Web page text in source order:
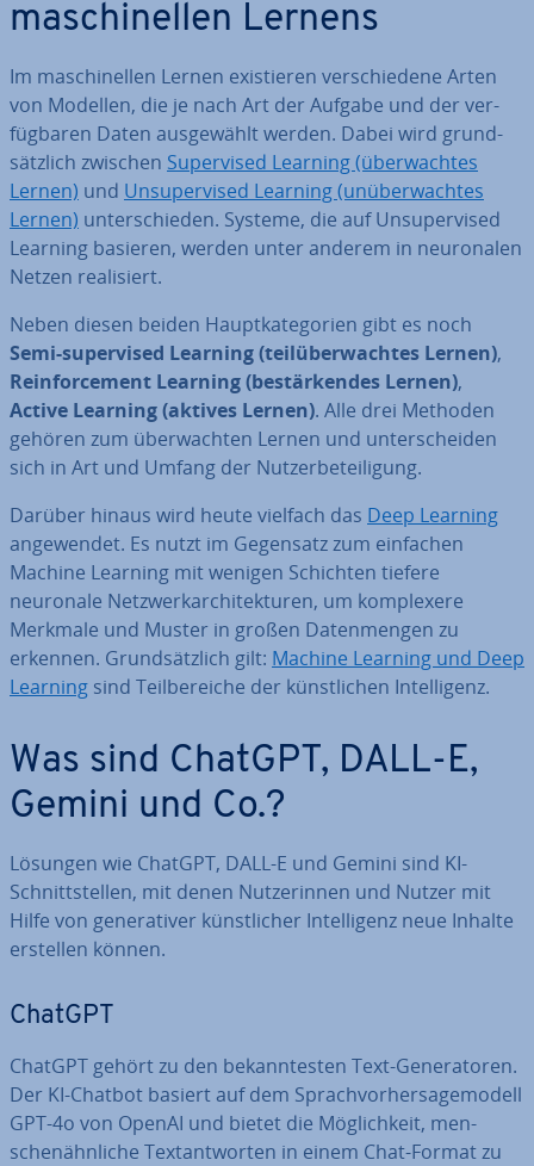
ma­schi­nel­len Lernens
Im ma­schi­nel­len Lernen exis­tie­ren ver­schie­de­ne Arten
von Modellen, die je nach Art der Aufgabe und der ver­
füg­ba­ren Daten aus­ge­wählt werden. Dabei wird grund­
sätz­lich zwischen Su­per­vi­sed Learning (über­wach­tes
Lernen) und Un­su­per­vi­sed Learning (un­über­wach­tes
Lernen) un­ter­schie­den. Systeme, die auf Un­su­per­vi­sed
Learning basieren, werden unter anderem in neu­ro­na­len
Netzen rea­li­siert.
Neben diesen beiden Haupt­ka­te­go­rien gibt es noch
Semi-su­per­vi­sed Learning (teil­über­wach­tes Lernen),
Rein­force­ment Learning (be­stär­ken­des Lernen),
Active Learning (aktives Lernen). Alle drei Methoden
gehören zum über­wach­ten Lernen und un­ter­schei­den
sich in Art und Umfang der Nut­zer­be­tei­li­gung.
Darüber hinaus wird heute vielfach das Deep Learning
an­ge­wen­det. Es nutzt im Gegensatz zum einfachen
Machine Learning mit wenigen Schichten tiefere
neuronale Netz­werk­ar­chi­tek­tu­ren, um kom­ple­xe­re
Merkmale und Muster in großen Da­ten­men­gen zu
erkennen. Grund­sätz­lich gilt: Machine Learning und Deep
Learning sind Teil­be­rei­che der künst­li­chen In­tel­li­genz.
Was sind ChatGPT, DALL-E,
Gemini und Co.?
Lösungen wie ChatGPT, DALL-E und Gemini sind KI-
Schnitt­stel­len, mit denen Nut­ze­rin­nen und Nutzer mit
Hilfe von ge­ne­ra­ti­ver künst­li­cher In­tel­li­genz neue Inhalte
erstellen können.
ChatGPT
ChatGPT gehört zu den be­kann­tes­ten Text-Ge­ne­ra­to­ren.
Der KI-Chatbot basiert auf dem Sprach­vor­her­sa­ge­mo­dell
GPT-4o von OpenAI und bietet die Mög­lich­keit, men­
schen­ähn­li­che Text­ant­wor­ten in einem Chat-Format zu